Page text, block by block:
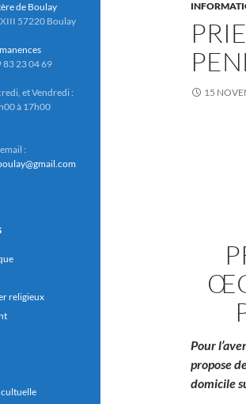
15
Pour
propose
domicile
de Boulay
57220 Boulay
83 23 04 69
et Vendredi :
à 17h00
email :
religieux